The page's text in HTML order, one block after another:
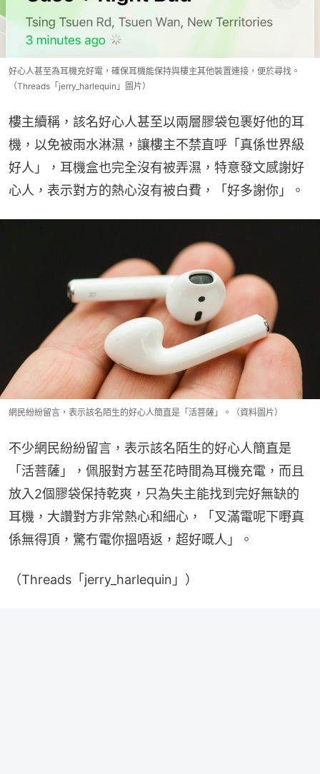
好心人甚至為耳機充好電，確保耳機能保持與樓主其他裝置連接，便於尋找。
（Threads「jerry_harlequin」圖片）
樓主續稱，該名好心人甚至以兩層膠袋包裹好他的耳
機，以免被雨水淋濕，讓樓主不禁直呼「真係世界級
好人」，耳機盒也完全沒有被弄濕，特意發文感謝好
心人，表示對方的熱心沒有被白費，「好多謝你」。
網民紛紛留言，表示該名陌生的好心人簡直是「活菩薩」。（資料圖片）
不少網民紛紛留言，表示該名陌生的好心人簡直是
「活菩薩」，佩服對方甚至花時間為耳機充電，而且
放入2個膠袋保持乾爽，只為失主能找到完好無缺的
耳機，大讚對方非常熱心和細心，「叉滿電呢下嘢真
係無得頂，驚冇電你搵唔返，超好嘅人」。
（Threads「jerry_harlequin」）